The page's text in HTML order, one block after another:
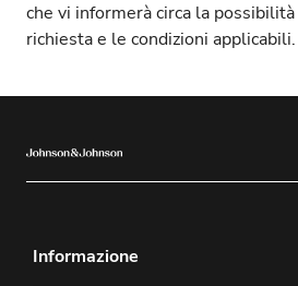
che vi informerà circa la
richiesta e le condizioni applicabili.
Informazione